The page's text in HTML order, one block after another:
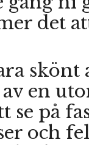
det
skönt
en
se på
och